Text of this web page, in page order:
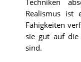
Techniken
Realismus ist
Fähigkeiten
sie gut auf die
sind.